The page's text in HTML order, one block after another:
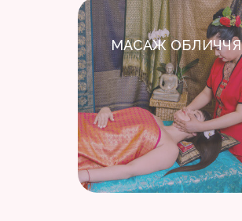
МАСАЖ ОБЛИЧЧЯ